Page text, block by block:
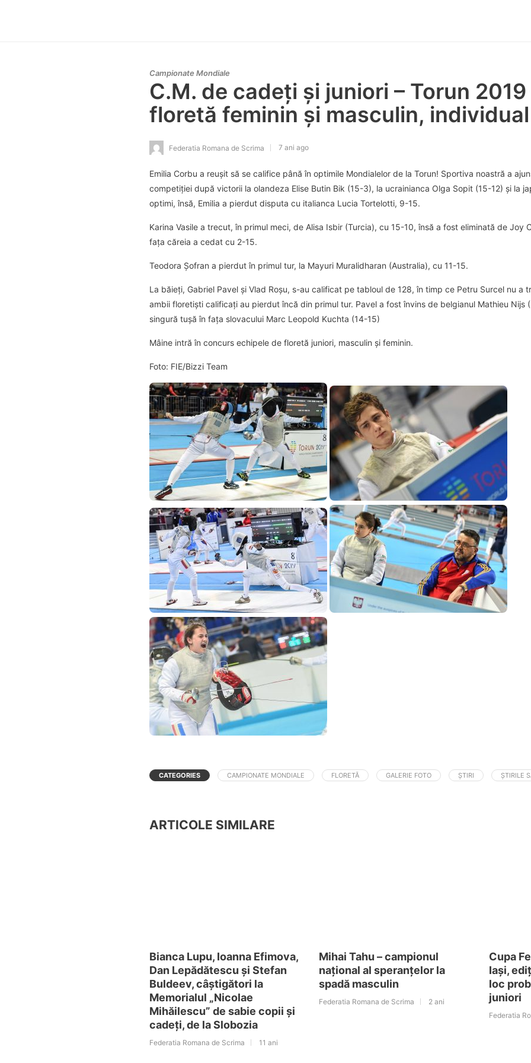
Campionate Mondiale
C.M. de cadeți și juniori – Torun
floretă feminin și masculin, individual
Federatia Romana de Scrima 7 ani ago
Emilia Corbu a reușit să se califice până în optimile Mondialelor de la Torun! Sportiva noastră a
competiției după victorii la olandeza Elise Butin Bik (15-3), la ucrainianca Olga Sopit (15-12) și la
optimi, însă, Emilia a pierdut disputa cu italianca Lucia Tortelotti, 9-15.
Karina Vasile a trecut, în primul meci, de Alisa Isbir (Turcia), cu 15-10, însă a fost eliminată de Joy
fața căreia a cedat cu 2-15.
Teodora Șofran a pierdut în primul tur, la Mayuri Muralidharan (Australia), cu 11-15.
La băieți, Gabriel Pavel și Vlad Roșu, s-au calificat pe tabloul de 128, în timp ce Petru Surcel nu a
ambii floretiști calificați au pierdut încă din primul tur. Pavel a fost învins de belgianul Mathieu Nijs
singură tușă în fața slovacului Marc Leopold Kuchta (14-15)
Mâine intră în concurs echipele de floretă juniori, masculin și feminin.
Foto: FIE/Bizzi Team
CATEGORIES CAMPIONATE MONDIALE FLORETĂ GALERIE FOTO ȘTIRI ȘTIRILE
ARTICOLE SIMILARE
Bianca Lupu, Ioanna Efimova,
Dan Lepădătescu și Stefan
Buldeev, câștigători la
Memorialul „Nicolae
Mihăilescu” de sabie copii și
cadeți, de la Slobozia
Federatia Romana de Scrima 11 ani
Mihai Tahu – campionul
național al speranțelor la
spadă masculin
Federatia Romana de Scrima 2 ani
Cupa
Iași,
loc
juniori
Federatia